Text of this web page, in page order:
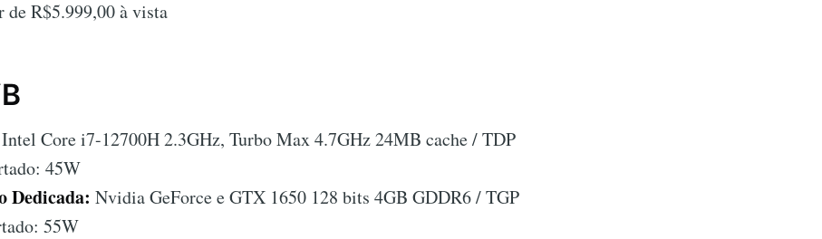
de R$5.999,00 à vista
Intel Core i7-12700H 2.3GHz, Turbo Max 4.7GHz 24MB cache / TDP
45W
Dedicada: Nvidia GeForce e GTX 1650 128 bits 4GB GDDR6 / TGP
55W